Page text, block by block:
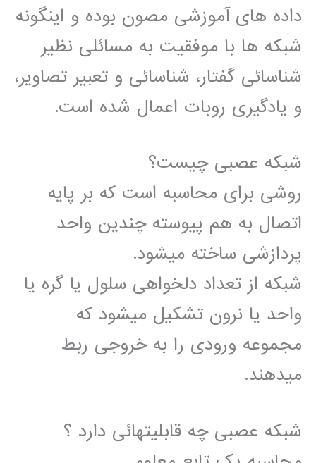
داده های آموزشی مصون بوده و اینگونه
شبکه ها با موفقیت به مسائلی نظیر
شناسائی گفتار، شناسائی و تعبیر تصاویر،
و یادگیری روبات اعمال شده است.
شبکه عصبی چیست؟
روشی برای محاسبه است که بر پایه
اتصال به هم پیوسته چندین واحد
پردازشی ساخته میشود.
شبکه از تعداد دلخواهی سلول یا گره یا
واحد یا نرون تشکیل میشود که
مجموعه ورودی را به خروجی ربط
میدهند.
شبکه عصبی چه قابلیتهائی دارد ؟